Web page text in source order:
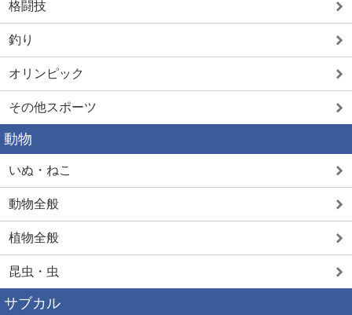
格闘技
釣り
オリンピック
その他スポーツ
動物
いぬ・ねこ
動物全般
植物全般
昆虫・虫
サブカル